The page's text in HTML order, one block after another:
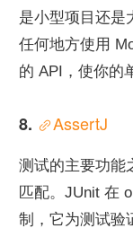
是小型项目还是
任何地方使用
的 API，使你的
8. AssertJ
测试的主要功能
匹配。JUnit 在
制，它为测试验